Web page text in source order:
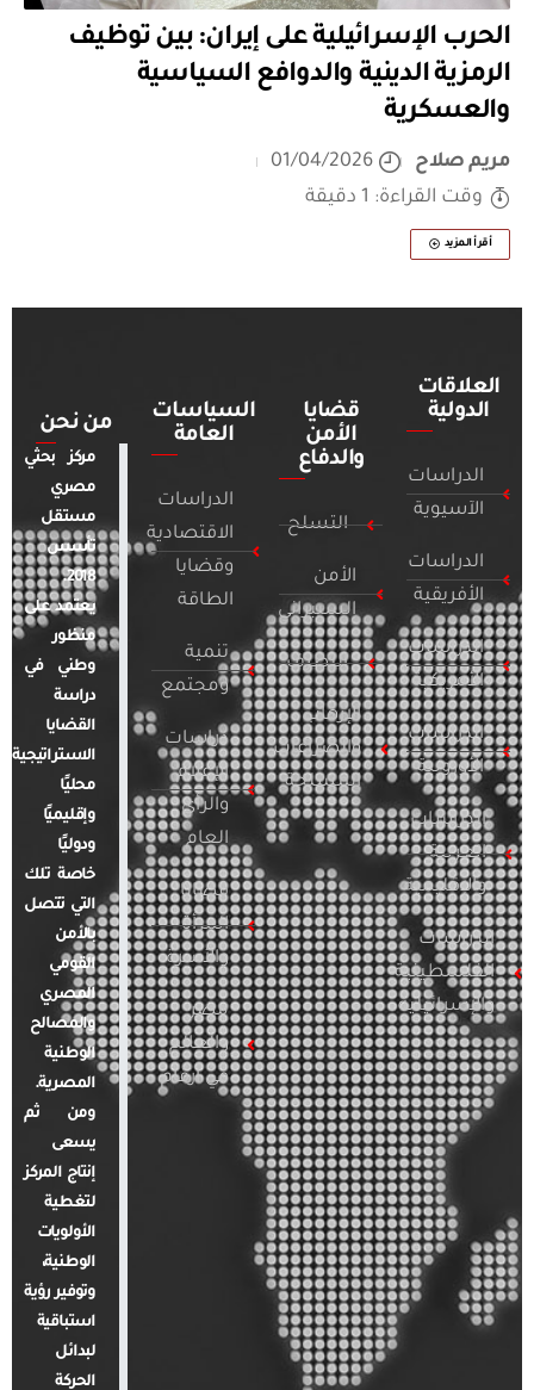
الحرب الإسرائيلية على إيران: بين توظيف
الرمزية الدينية والدوافع السياسية
والعسكرية
مريم صلاح
01/04/2026
وقت القراءة: 1 دقيقة
أقرأ المزيد
العلاقات
الدولية
الدراسات
الآسيوية
الدراسات
الأفريقية
الدراسات
الأمريكية
الدراسات
الأوروبية
الدراسات
العربية
والإقليمية
الدراسات
الفلسطينية
والإسرائيلية
قضايا
الأمن
والدفاع
التسلح
الأمن
السيبراني
التطرف
الإرهاب
والصراعات
المسلحة
السياسات
العامة
الدراسات
الاقتصادية
وقضايا
الطاقة
تنمية
ومجتمع
دراسات
الإعلام
والرأي
العام
قضايا
المرأة
والأسرة
مصر
والعالم
في أرقام
من نحن
مركز بحثي
مصري
مستقل
تأسس
2018.
يعتمد على
منظور
وطني في
دراسة
القضايا
الاستراتيجية
محليًا
وإقليميًا
ودوليًا
خاصة تلك
التي تتصل
بالأمن
القومي
المصري
والمصالح
الوطنية
المصرية.
ومن ثم
يسعى
إنتاج المركز
لتغطية
الأولويات
الوطنية،
وتوفير رؤية
استباقية
لبدائل
الحركة